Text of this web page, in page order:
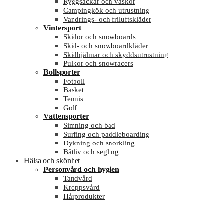
Campingkök och utrustning
Vandrings- och friluftskläder
Vintersport
Skidor och snowboards
Skid- och snowboardkläder
Skidhjälmar och skyddsutrustning
Pulkor och snowracers
Bollsporter
Fotboll
Basket
Tennis
Golf
Vattensporter
Simning och bad
Surfing och paddleboarding
Dykning och snorkling
Båtliv och segling
Hälsa och skönhet
Personvård och hygien
Tandvård
Kroppsvård
Hårprodukter